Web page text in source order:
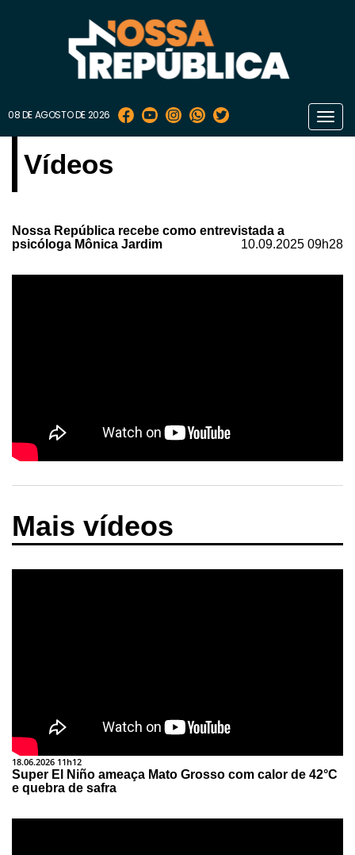
08 DE AGOSTO DE 2026
Vídeos
Nossa República recebe como entrevistada a
psicóloga Mônica Jardim
10.09.2025 09h28
Mais vídeos
18.06.2026 11h12
Super El Niño ameaça Mato Grosso com calor de 42°C
e quebra de safra